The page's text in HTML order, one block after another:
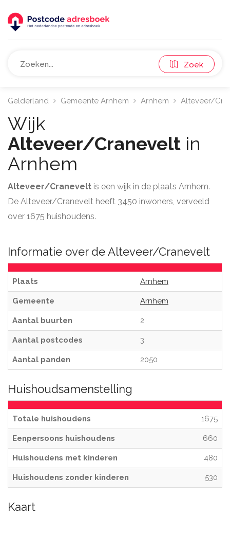
Zoek
Gelderland Gemeente Arnhem Arnhem Alteveer/
Wijk
Alteveer/Cranevelt in
Arnhem
Alteveer/Cranevelt is een wijk in de plaats Arnhem.
De Alteveer/Cranevelt heeft 3450 inwoners, verveeld
over 1675 huishoudens.
Informatie over de Alteveer/Cranevelt
Plaats Arnhem
Gemeente Arnhem
Aantal buurten 2
Aantal postcodes 3
Aantal panden 2050
Huishoudsamenstelling
Totale huishoudens 1675
Eenpersoons huishoudens 660
Huishoudens met kinderen 480
Huishoudens zonder kinderen 530
Kaart